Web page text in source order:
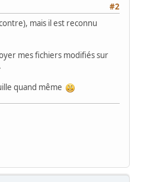
#2
mais il est reconnu
mes fichiers modifiés sur
quand même